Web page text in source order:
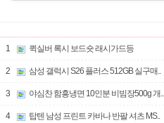
1 퀵실버 록시 보드숏 래시가드등
2 삼성 갤럭시 S26 플러스 512GB 실구매..
3 야심찬 함흥냉면 10인분 비빔장500g 개..
4 탑텐 남성 프린트 카바나 반팔 셔츠 MS..